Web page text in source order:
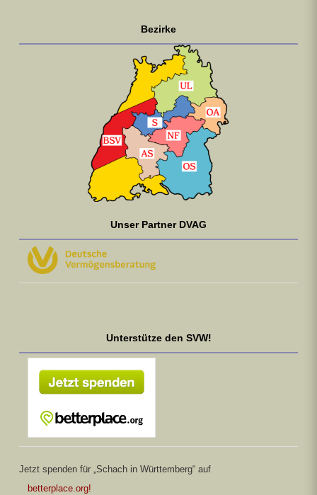
Bezirke
Unser Partner DVAG
Unterstütze den SVW!
Jetzt spenden für „Schach in Württemberg“ auf
betterplace.org!